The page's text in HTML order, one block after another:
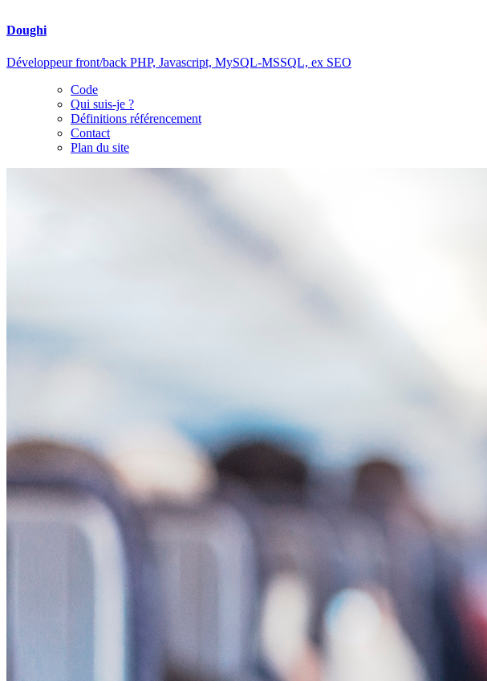
Doughi
Développeur front/back PHP, Javascript, MySQL-MSSQL, ex SEO
Code
Qui suis-je ?
Définitions référencement
Contact
Plan du site